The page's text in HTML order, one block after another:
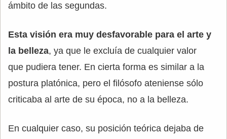
ámbito de las segundas.
Esta visión era muy desfavorable para el arte y
la belleza, ya que le excluía de cualquier valor
que pudiera tener. En cierta forma es similar a la
postura platónica, pero el filósofo ateniense sólo
criticaba al arte de su época, no a la belleza.
En cualquier caso, su posición teórica dejaba de